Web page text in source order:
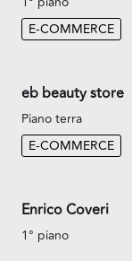
E-COMMERCE
eb beauty store
Piano terra
E-COMMERCE
Enrico Coveri
1° piano